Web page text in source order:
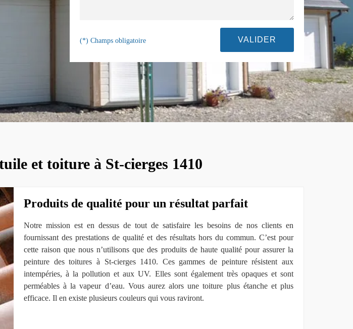
(*) Champs obligatoire
et toiture à St-cierges 1410
Produits de qualité pour un résultat parfait
Notre mission est en dessus de tout de satisfaire les besoins de nos clients en
fournissant des prestations de qualité et des résultats hors du commun. C’est pour
cette raison que nous n’utilisons que des produits de haute qualité pour assurer la
peinture des toitures à St-cierges 1410. Ces gammes de peinture résistent aux
intempéries, à la pollution et aux UV. Elles sont également très opaques et sont
perméables à la vapeur d’eau. Vous aurez alors une toiture plus étanche et plus
efficace. Il en existe plusieurs couleurs qui vous raviront.